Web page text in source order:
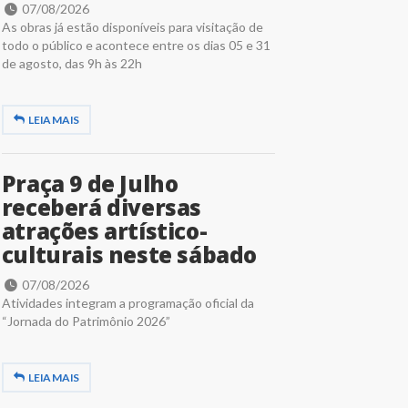
07/08/2026
As obras já estão disponíveis para visitação de
todo o público e acontece entre os dias 05 e 31
de agosto, das 9h às 22h
LEIA MAIS
Praça 9 de Julho
receberá diversas
atrações artístico-
culturais neste sábado
07/08/2026
Atividades integram a programação oficial da
“Jornada do Patrimônio 2026”
LEIA MAIS